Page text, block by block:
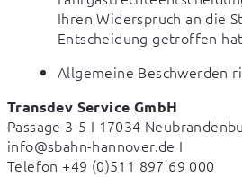
Ihren Widerspruch an die
Entscheidung getroffen
Allgemeine Beschwerden
Transdev Service GmbH
Passage 3-5 I 17034
info@sbahn-hannover.de I
Telefon +49 (0)511 897 69 000